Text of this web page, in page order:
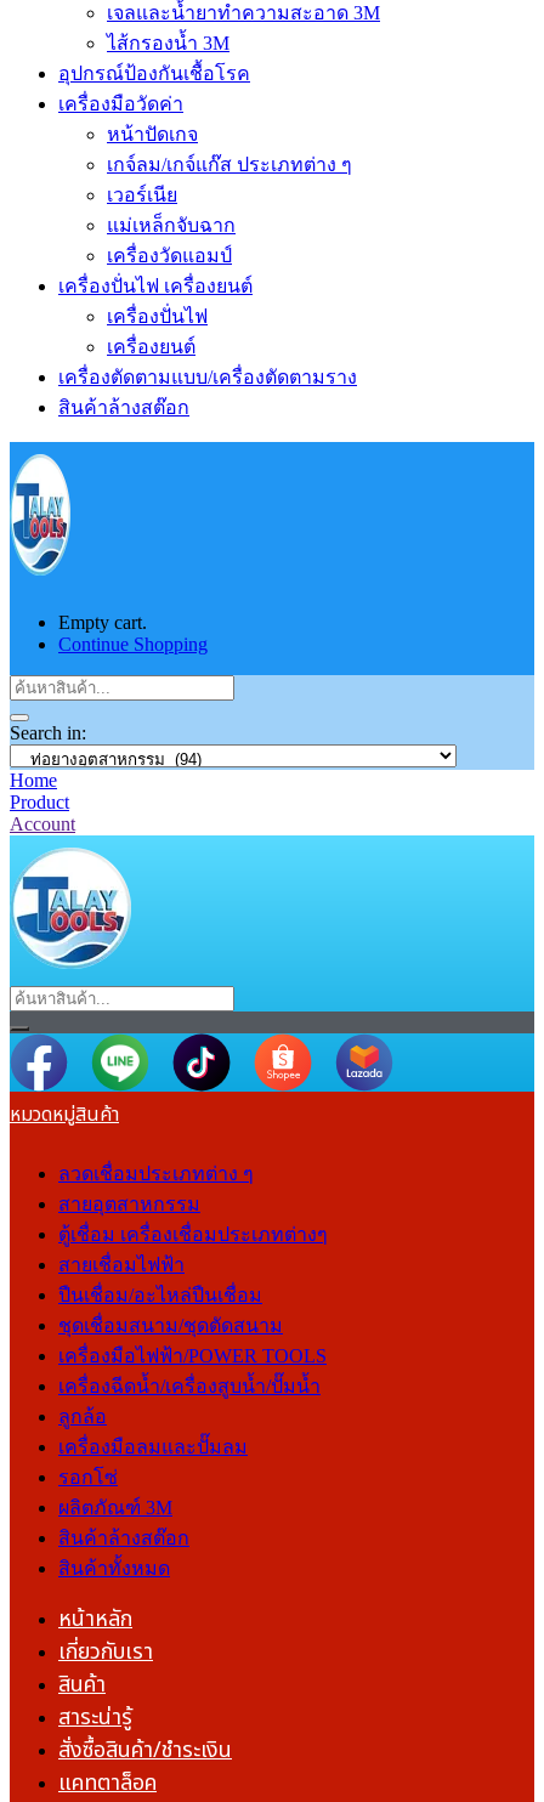
เจลและน้ำยาทำความสะอาด 3M
ไส้กรองน้ำ 3M
อุปกรณ์ป้องกันเชื้อโรค
เครื่องมือวัดค่า
หน้าปัดเกจ
เกจ์ลม/เกจ์แก๊ส ประเภทต่าง ๆ
เวอร์เนีย
แม่เหล็กจับฉาก
เครื่องวัดแอมป์
เครื่องปั่นไฟ เครื่องยนต์
เครื่องปั่นไฟ
เครื่องยนต์
เครื่องตัดตามแบบ/เครื่องตัดตามราง
สินค้าล้างสต๊อก
Empty cart.
Continue Shopping
Search in:
Home
Product
Account
หมวดหมู่สินค้า
ลวดเชื่อมประเภทต่าง ๆ
สายอุตสาหกรรม
ตู้เชื่อม เครื่องเชื่อมประเภทต่างๆ
สายเชื่อมไฟฟ้า
ปืนเชื่อม/อะไหล่ปืนเชื่อม
ชุดเชื่อมสนาม/ชุดตัดสนาม
เครื่องมือไฟฟ้า/POWER TOOLS
เครื่องฉีดน้ำ/เครื่องสูบน้ำ/ปั๊มน้ำ
ลูกล้อ
เครื่องมือลมและปั๊มลม
รอกโซ่
ผลิตภัณฑ์ 3M
สินค้าล้างสต๊อก
สินค้าทั้งหมด
หน้าหลัก
เกี่ยวกับเรา
สินค้า
สาระน่ารู้
สั่งซื้อสินค้า/ชำระเงิน
แคทตาล็อค